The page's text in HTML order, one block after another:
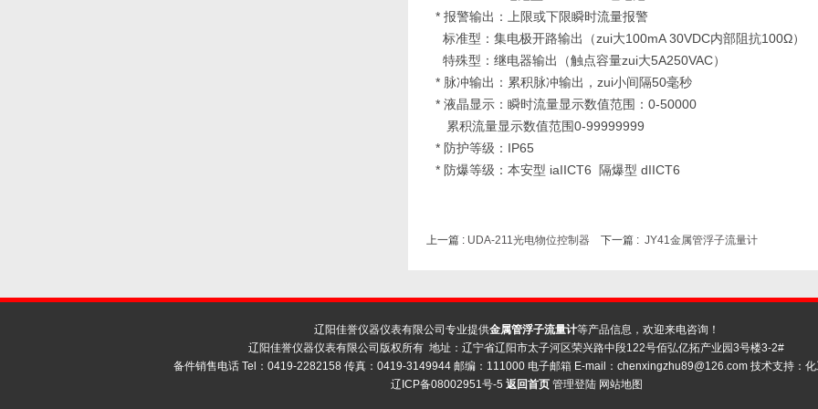
* 报警输出：上限或下限瞬时流量报警
标准型：集电极开路输出（zui大100mA 30VDC内部阻抗100Ω）
特殊型：继电器输出（触点容量zui大5A250VAC）
* 脉冲输出：累积脉冲输出，zui小间隔50毫秒
* 液晶显示：瞬时流量显示数值范围：0-50000
累积流量显示数值范围0-99999999
* 防护等级：IP65
* 防爆等级：本安型 iaIICT6 隔爆型 dIICT6
上一篇 : UDA-211光电物位控制器 下一篇 : JY41金属管浮子流量计
辽阳佳誉仪器仪表有限公司专业提供金属管浮子流量计等产品信息，欢迎来电咨询！
辽阳佳誉仪器仪表有限公司版权所有 地址：辽宁省辽阳市太子河区荣兴路中段122号佰弘亿拓产业园3号楼3-2#
备件销售电话 Tel：0419-2282158 传真：0419-3149944 邮编：111000 电子邮箱 E-mail： chenxingzhu89@126.com技术支持： 化
辽ICP备08002951号-5 返回首页 管理登陆 网站地图